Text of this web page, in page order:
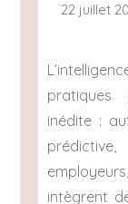
22 juillet
pratiques
inédite :
intègrent